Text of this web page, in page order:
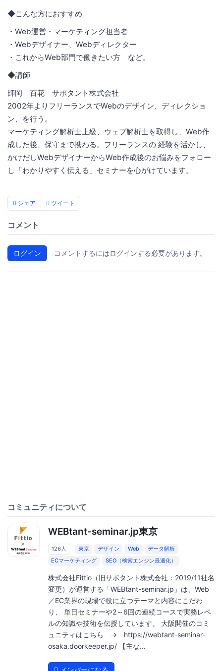
◆こんな方におすすめ
・Web運営・マーケティング担当者
・Webデザイナー、Webディレクター
・これからWeb部門で働きたい方 など。
◆講師
師岡 百花 サポタント株式会社
2002年よりフリーランスでWebのデザイン、ディレクショ
ン、を行う。
マーケティング解析士上級、ウェブ解析士を取得し、Web作
成した後、保守まで携わる。フリーランスの 経験を活かし、
かけだしWebデザイナーからWeb作成後のお悩みをフォロー
し「わかりやすく伝える」セミナーを心がけています。
シェア ツイート
コメント
ログイン コメントするにはログインする必要があります。
コミュニティについて
WEBtant-seminar.jp東京
126人 東京 デザイン Web
データ解析
ECマーケティング
SEO（検索エンジン最適化）
株式会社Fittio（旧サポタント株式会社：2019/11社名
変更）が運営する「WEBtant-seminar.jp」は、Web
／EC業界の現場で役に立つテーマと内容にこだわ
り、 単日セミナーや2～6回の連続コースで実務レベ
ルの知識や技術を伝授しています。 大阪開催のコミ
ュニティはこちら → https://webtant-seminar-
osaka.doorkeeper.jp/ 【主な...